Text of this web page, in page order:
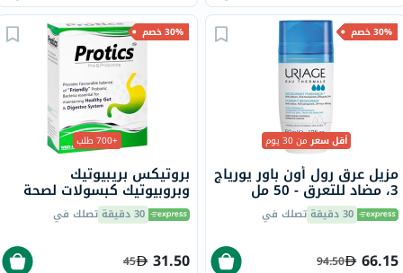
30% خصم
أقل سعرمن 30 يوم
مزيل عرق رول أون باور يورياج
3، مضاد للتعرق - 50 مل
30 دقيقة تصلك في
66.15
94.50
30% خصم
+700 طلب
بروتيكس بريبيوتيك
وبروبيوتيك كبسولات لصحة
الجهاز الهضمي حزمة من 30
30 دقيقة تصلك في
31.50
45